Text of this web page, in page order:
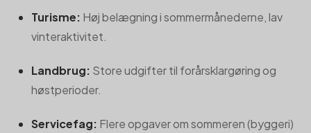
Turisme: Høj belægning i sommermånederne, lav
vinteraktivitet.
Landbrug: Store udgifter til forårsklargøring og
høstperioder.
Servicefag: Flere opgaver om sommeren (byggeri)